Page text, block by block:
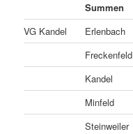
Summen
VG Kandel
Erlenbach
Freckenfeld
Kandel
Minfeld
Steinweiler